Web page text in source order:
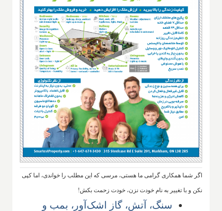
اگر شما همکاری گرامی ما هستی، مرسی که این مطلب را خواندی، اما کپی
نکن و با تغییر به نام خودت نزن، خودت زحمت بکش!
سنگ، آتش، گاز اشک‌آور، بمب و